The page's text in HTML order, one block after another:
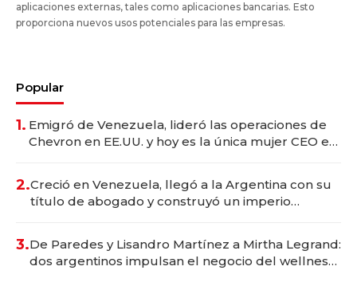
aplicaciones externas, tales como aplicaciones bancarias. Esto
proporciona nuevos usos potenciales para las empresas.
Popular
1. Emigró de Venezuela, lideró las operaciones de
Chevron en EE.UU. y hoy es la única mujer CEO en
2.Creció en Venezuela, llegó a la Argentina con su
título de abogado y construyó un imperio
3.De Paredes y Lisandro Martínez a Mirtha Legrand:
dos argentinos impulsan el negocio del wellness